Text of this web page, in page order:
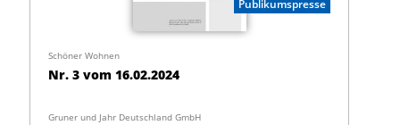
Publikumspresse
Schöner Wohnen
Nr. 3 vom 16.02.2024
Gruner und Jahr Deutschland GmbH